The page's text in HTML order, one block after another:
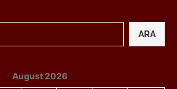
ARA
August 2026